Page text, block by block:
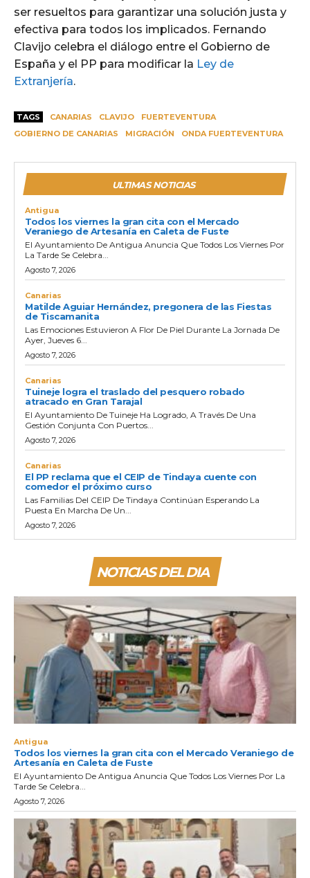
ser resueltos para garantizar una solución justa y
efectiva para todos los implicados. Fernando
Clavijo celebra el diálogo entre el Gobierno de
España y el PP para modificar la Ley de
Extranjería.
TAGS CANARIAS CLAVIJO
FUERTEVENTURA
GOBIERNO DE CANARIAS
MIGRACIÓN ONDA FUERTEVENTURA
ULTIMAS NOTICIAS
Antigua
Todos los viernes la gran cita con el Mercado
Veraniego de Artesanía en Caleta de Fuste
El Ayuntamiento De Antigua Anuncia Que Todos Los Viernes Por
La Tarde Se Celebra...
Agosto 7, 2026
Canarias
Matilde Aguiar Hernández, pregonera de las Fiestas
de Tiscamanita
Las Emociones Estuvieron A Flor De Piel Durante La Jornada De
Ayer, Jueves 6...
Agosto 7, 2026
Canarias
Tuineje logra el traslado del pesquero robado
atracado en Gran Tarajal
El Ayuntamiento De Tuineje Ha Logrado, A Través De Una
Gestión Conjunta Con Puertos...
Agosto 7, 2026
Canarias
El PP reclama que el CEIP de Tindaya cuente con
comedor el próximo curso
Las Familias Del CEIP De Tindaya Continúan Esperando La
Puesta En Marcha De Un...
Agosto 7, 2026
NOTICIAS DEL DIA
Antigua
Todos los viernes la gran cita con el Mercado Veraniego de
Artesanía en Caleta de Fuste
El Ayuntamiento De Antigua Anuncia Que Todos Los Viernes Por La
Tarde Se Celebra...
Agosto 7, 2026